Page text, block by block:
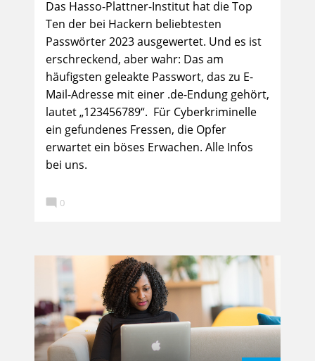
Das Hasso-Plattner-Institut hat die Top
Ten der bei Hackern beliebtesten
Passwörter 2023 ausgewertet. Und es ist
erschreckend, aber wahr: Das am
häufigsten geleakte Passwort, das zu E-
Mail-Adresse mit einer .de-Endung gehört,
lautet „123456789“. Für Cyberkriminelle
ein gefundenes Fressen, die Opfer
erwartet ein böses Erwachen. Alle Infos
bei uns.
 0